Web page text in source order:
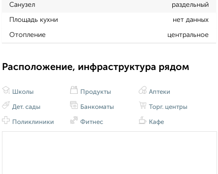
Санузел раздельный
Площадь кухни нет данных
Отопление центральное
Расположение, инфраструктура рядом
Школы
Дет. сады
Поликлиники
Продукты
Банкоматы
Фитнес
Аптеки
Торг. центры
Кафе